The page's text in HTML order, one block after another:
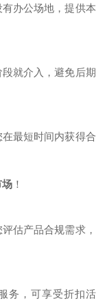
办公场地，提供本
就介入，避免后期
最短时间内获得合
！
估产品合规需求，
务，可享受折扣活